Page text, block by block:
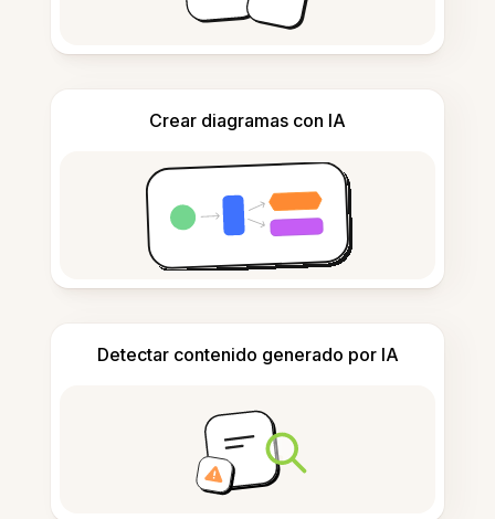
Crear diagramas con IA
Detectar contenido generado por IA